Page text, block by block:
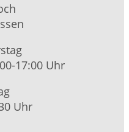
17:00 Uhr
Uhr